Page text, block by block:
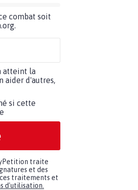
combat soit
atteint la
aider d'autres,
si cette
traite
et des
traitements et
d'utilisation.